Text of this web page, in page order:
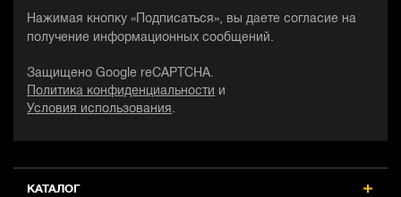
КАТАЛОГ
Нажимая кнопку «Подписаться», вы даете согласие на
получение информационных сообщений.
Защищено Google reCAPTCHA.
Политика конфиденциальности
и
Условия использования .